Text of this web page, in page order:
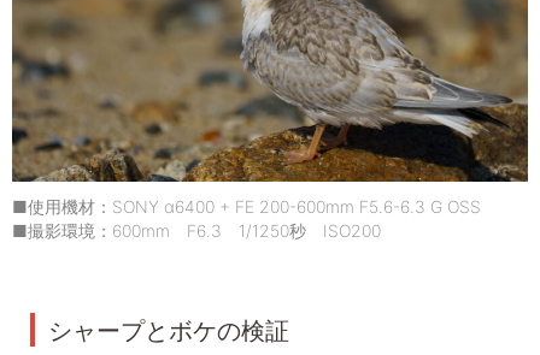
■使用機材：SONY α6400 + FE 200-600mm F5.6-6.3 G OSS
■撮影環境：600mm F6.3 1/1250秒 ISO200
シャープとボケの検証